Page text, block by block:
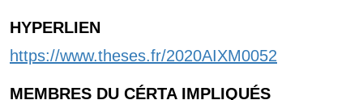
HYPERLIEN
https://www.theses.fr/2020AIXM0052
MEMBRES DU CÉRTA IMPLIQUÉS